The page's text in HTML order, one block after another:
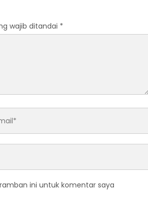
wajib ditandai *
ini untuk komentar saya